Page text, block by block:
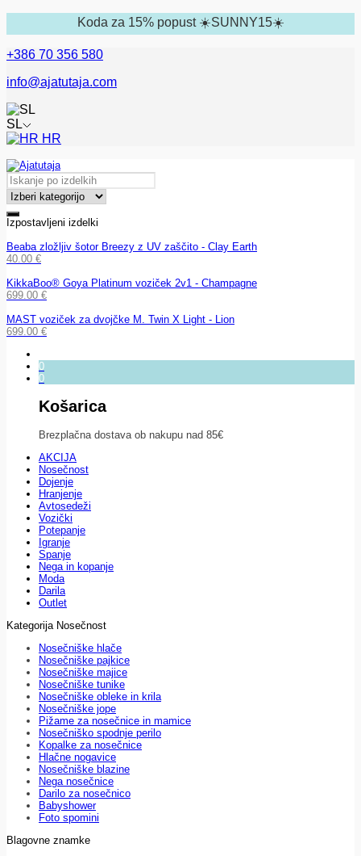
Koda za 15% popust ☀️SUNNY15☀️
+386 70 356 580
info@ajatutaja.com
SL
HR
Izpostavljeni izdelki
Beaba zložljiv šotor Breezy z UV zaščito - Clay Earth
40.00 €
KikkaBoo® Goya Platinum voziček 2v1 - Champagne
699.00 €
MAST voziček za dvojčke M. Twin X Light - Lion
699.00 €
0
0
Košarica
Brezplačna dostava ob nakupu nad 85€
AKCIJA
Nosečnost
Dojenje
Hranjenje
Avtosedeži
Vozički
Potepanje
Igranje
Spanje
Nega in kopanje
Moda
Darila
Outlet
Kategorija Nosečnost
Nosečniške hlače
Nosečniške pajkice
Nosečniške majice
Nosečniške tunike
Nosečniške obleke in krila
Nosečniške jope
Pižame za nosečnice in mamice
Nosečniško spodnje perilo
Kopalke za nosečnice
Hlačne nogavice
Nosečniške blazine
Nega nosečnice
Darilo za nosečnico
Babyshower
Foto spomini
Blagovne znamke